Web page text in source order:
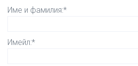
Име и фамилия:*
Имейл:*